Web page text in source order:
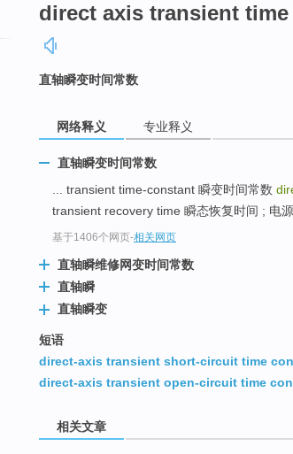
direct axis transient
直轴瞬变时间常数
网络释义 专业释义
直轴瞬变时间常数
... transient time-constant 瞬变时间常数
transient recovery time 瞬态恢复时间 ; 电
基于1406个网页-相关网页
直轴瞬维修网变时间常数
直轴瞬
直轴瞬变
短语
direct-axis transient short-circuit time
direct-axis transient open-circuit time
相关文章